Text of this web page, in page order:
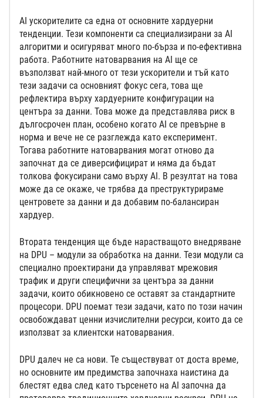
AI ускорителите са една от основните хардуерни
тенденции. Тези компоненти са специализирани за AI
алгоритми и осигуряват много по-бърза и по-ефективна
работа. Работните натоварвания на AI ще се
възползват най-много от тези ускорители и тъй като
тези задачи са основният фокус сега, това ще
рефлектира върху хардуерните конфигурации на
центъра за данни. Това може да представлява риск в
дългосрочен план, особено когато AI се превърне в
норма и вече не се разглежда като експеримент.
Тогава работните натоварвания могат отново да
започнат да се диверсифицират и няма да бъдат
толкова фокусирани само върху AI. В резултат на това
може да се окаже, че трябва да преструктурираме
центровете за данни и да добавим по-балансиран
хардуер.
Втората тенденция ще бъде нарастващото внедряване
на DPU – модули за обработка на данни. Тези модули са
специално проектирани да управляват мрежовия
трафик и други специфични за центъра за данни
задачи, които обикновено се оставят за стандартните
процесори. DPU поемат тези задачи, като по този начин
освобождават ценни изчислителни ресурси, които да се
използват за клиентски натоварвания.
DPU далеч не са нови. Те съществуват от доста време,
но основните им предимства започнаха наистина да
блестят едва след като търсенето на AI започна да